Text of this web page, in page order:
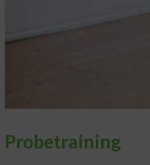
Probetraining